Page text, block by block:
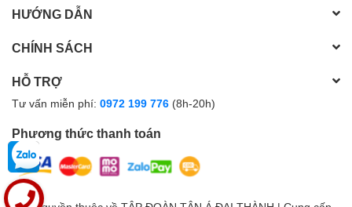
HƯỚNG DẪN
CHÍNH SÁCH
HỖ TRỢ
Tư vấn miễn phí: 0972 199 776 (8h-20h)
Phương thức thanh toán